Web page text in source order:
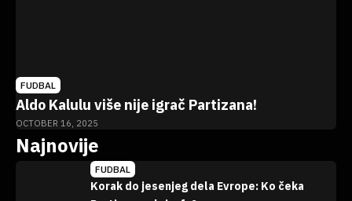
FUDBAL
Aldo Kalulu više nije igrač Partizana!
OCTOBER 16, 2025
Najnovije
FUDBAL
Korak do jesenjeg dela Evrope: Ko čeka